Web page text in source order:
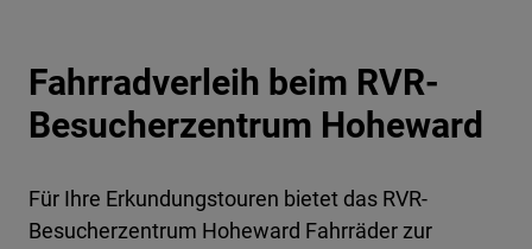
Fahrradverleih beim RVR-
Besucherzentrum Hoheward
Für Ihre Erkundungstouren bietet das RVR-
Besucherzentrum Hoheward Fahrräder zur